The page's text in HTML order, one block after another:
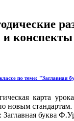
и конспекты
по теме: "Заглавная
карта
новым
буква